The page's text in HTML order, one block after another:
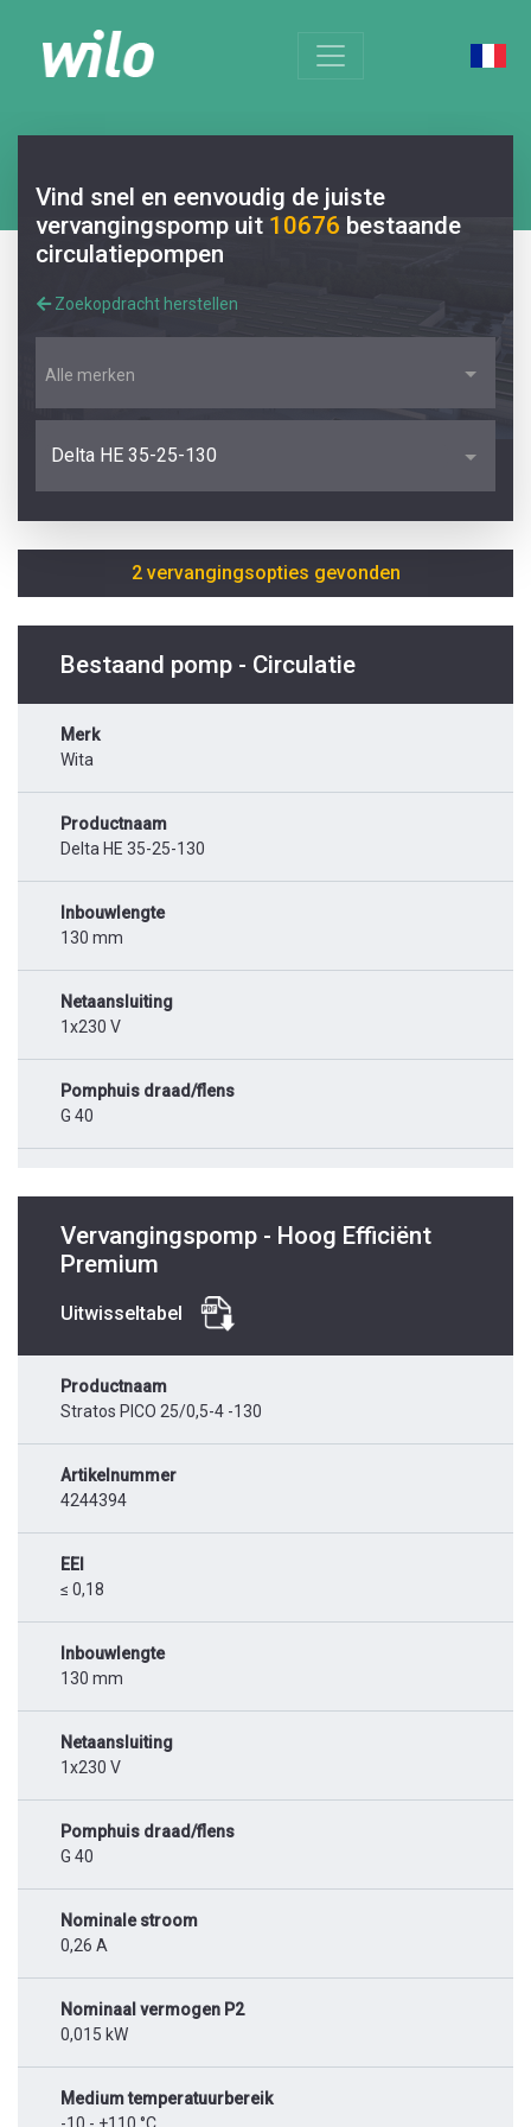
Vind snel en eenvoudig de juiste
vervangingspomp uit 10676 bestaande
circulatiepompen
Zoekopdracht herstellen
Alle merken
Delta HE 35-25-130
2 vervangingsopties gevonden
Bestaand pomp - Circulatie
Merk
Wita
Productnaam
Delta HE 35-25-130
Inbouwlengte
130 mm
Netaansluiting
1x230 V
Pomphuis draad/flens
G 40
Vervangingspomp - Hoog Efficiënt
Premium
Uitwisseltabel
Productnaam
Stratos PICO 25/0,5-4 -130
Artikelnummer
4244394
EEI
≤ 0,18
Inbouwlengte
130 mm
Netaansluiting
1x230 V
Pomphuis draad/flens
G 40
Nominale stroom
0,26 A
Nominaal vermogen P2
0,015 kW
Medium temperatuurbereik